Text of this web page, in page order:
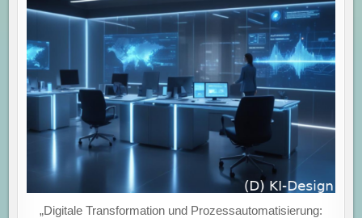
„Digitale Transformation und Prozessautomatisierung: